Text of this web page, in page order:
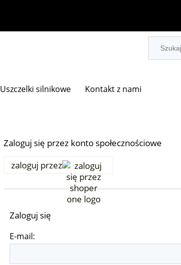
Uszczelki silnikowe Kontakt z nami
Zaloguj się przez konto społecznościowe
zaloguj przez
Zaloguj się
E-mail: